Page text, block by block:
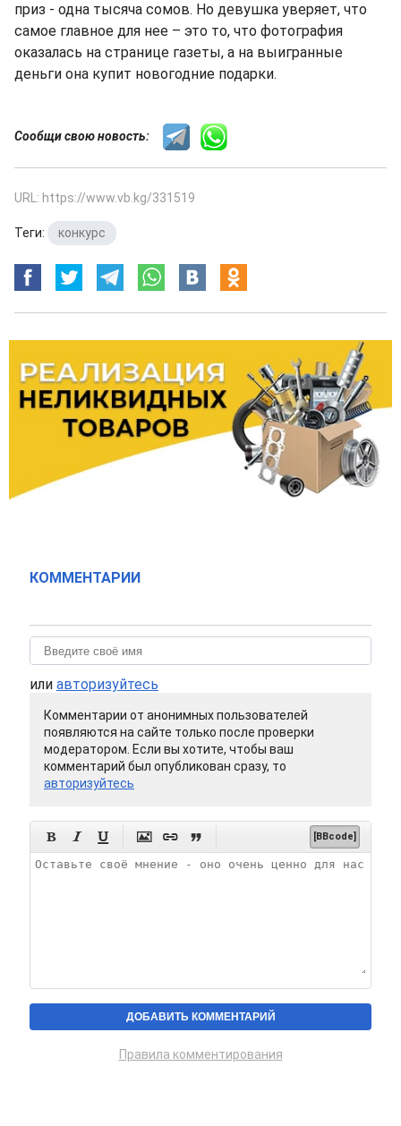
приз - одна тысяча сомов. Но девушка уверяет, что
самое главное для нее – это то, что фотография
оказалась на странице газеты, а на выигранные
деньги она купит новогодние подарки.
Сообщи свою новость:
URL: https://www.vb.kg/331519
Теги: конкурс
КОММЕНТАРИИ
или авторизуйтесь
Комментарии от анонимных пользователей
появляются на сайте только после проверки
модератором. Если вы хотите, чтобы ваш
комментарий был опубликован сразу, то
авторизуйтесь
      [BBcode]
Правила комментирования